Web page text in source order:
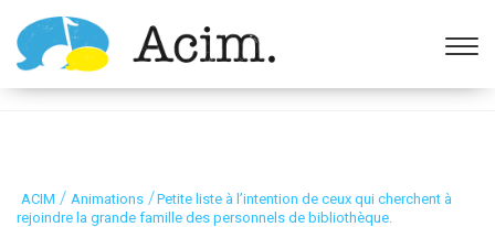
Ouvrir la barre d’outils
ACIM / Animations /Petite liste à l’intention de ceux qui cherchent à
rejoindre la grande famille des personnels de bibliothèque.